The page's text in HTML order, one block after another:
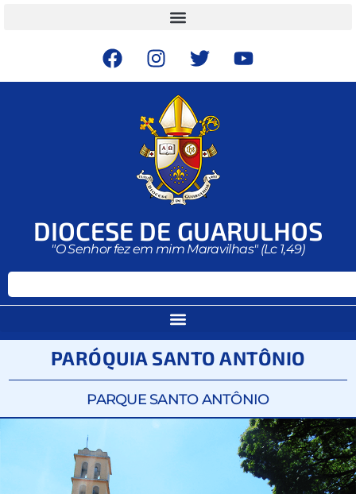
DIOCESE DE GUARULHOS
"O Senhor fez em mim Maravilhas" (Lc 1,49)
PARÓQUIA SANTO ANTÔNIO
PARQUE SANTO ANTÔNIO